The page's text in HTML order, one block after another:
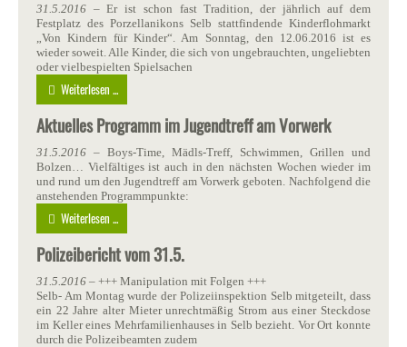
31.5.2016 – Er ist schon fast Tradition, der jährlich auf dem
Festplatz des Porzellanikons Selb stattfindende Kinderflohmarkt
„Von Kindern für Kinder“. Am Sonntag, den 12.06.2016 ist es
wieder soweit. Alle Kinder, die sich von ungebrauchten, ungeliebten
oder vielbespielten Spielsachen
Weiterlesen ...
Aktuelles Programm im Jugendtreff am Vorwerk
31.5.2016 – Boys-Time, Mädls-Treff, Schwimmen, Grillen und
Bolzen… Vielfältiges ist auch in den nächsten Wochen wieder im
und rund um den Jugendtreff am Vorwerk geboten. Nachfolgend die
anstehenden Programmpunkte:
Weiterlesen ...
Polizeibericht vom 31.5.
31.5.2016 – +++ Manipulation mit Folgen +++
Selb- Am Montag wurde der Polizeiinspektion Selb mitgeteilt, dass
ein 22 Jahre alter Mieter unrechtmäßig Strom aus einer Steckdose
im Keller eines Mehrfamilienhauses in Selb bezieht. Vor Ort konnte
durch die Polizeibeamten zudem